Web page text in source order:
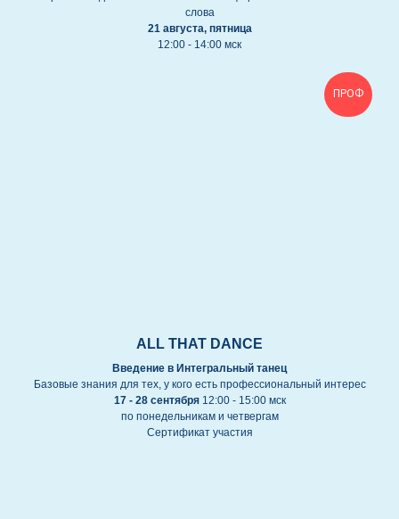
слова
21 августа, пятница
12:00 - 14:00 мск
ПРОФ
ALL THAT DANCE
Введение в Интегральный танец
Базовые знания для тех, у кого есть профессиональный интерес
17 - 28 сентября12:00 - 15:00 мск
по понедельникам и четвергам
Сертификат участия